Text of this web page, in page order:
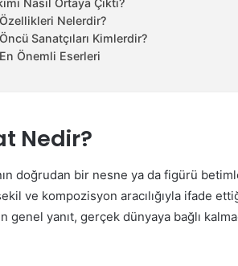
Nasıl Ortaya Çıktı?
Nelerdir?
Sanatçıları Kimlerdir?
Önemli Eserleri
Nedir?
doğrudan bir nesne ya da figürü
ve kompozisyon aracılığıyla ifade
genel yanıt, gerçek dünyaya bağlı